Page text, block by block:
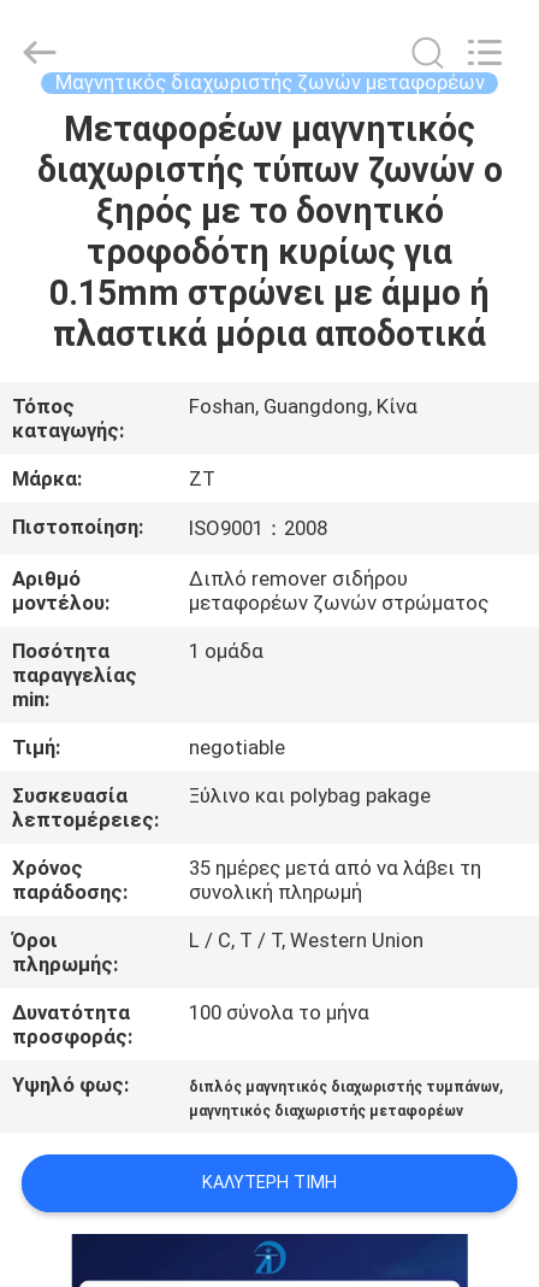
ΣΠΊΤΙ
ΠΡΟΪΌΝΤΑ
ΠΕΡΊΠΟΥ
ΕΜΕΊΣ
ΓΎΡΟΣ
ΕΡΓΟΣΤΑΣΊΩΝ
ΠΟΙΟΤΙΚΌΣ
ΈΛΕΓΧΟΣ
ΜΑΣ
ΕΛΆΤΕ
ΣΕ
ΕΠΑΦΉ
ΜΕ
ΕΙΔΉΣΕΙΣ
ΓΝΏΣΗ
ΠΕΡΙΠΤΏΣΕΙΣ
PRIVACY
POLICY
Μαγνητικός διαχωριστής ζωνών μεταφορέων
Μεταφορέων μαγνητικός
διαχωριστής τύπων ζωνών ο
ξηρός με το δονητικό
τροφοδότη κυρίως για
0.15mm στρώνει με άμμο ή
πλαστικά μόρια αποδοτικά
Τόπος
καταγωγής:
Foshan, Guangdong, Κίνα
Μάρκα:
ZT
Πιστοποίηση:
ISO9001：2008
Αριθμό
μοντέλου:
Διπλό remover σιδήρου
μεταφορέων ζωνών στρώματος
Ποσότητα
παραγγελίας
min:
1 ομάδα
Τιμή:
negotiable
Συσκευασία
λεπτομέρειες:
Ξύλινο και polybag pakage
Χρόνος
παράδοσης:
35 ημέρες μετά από να λάβει τη
συνολική πληρωμή
Όροι
πληρωμής:
L / C, T / T, Western Union
Δυνατότητα
προσφοράς:
100 σύνολα το μήνα
Υψηλό φως: διπλός μαγνητικός διαχωριστής τυμπάνων,
μαγνητικός διαχωριστής μεταφορέων
ΚΑΛΎΤΕΡΗ ΤΙΜΉ